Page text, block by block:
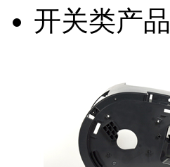
开关类产品